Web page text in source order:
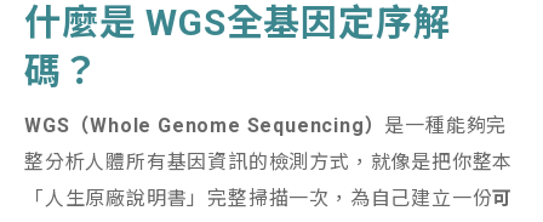
什麼是 WGS全基因定序解
碼？
WGS （Whole Genome Sequencing） 是一種能夠完
整分析人體所有基因資訊的檢測方式，就像是把你整本
「人生原廠說明書」完整掃描一次，為自己建立一份可